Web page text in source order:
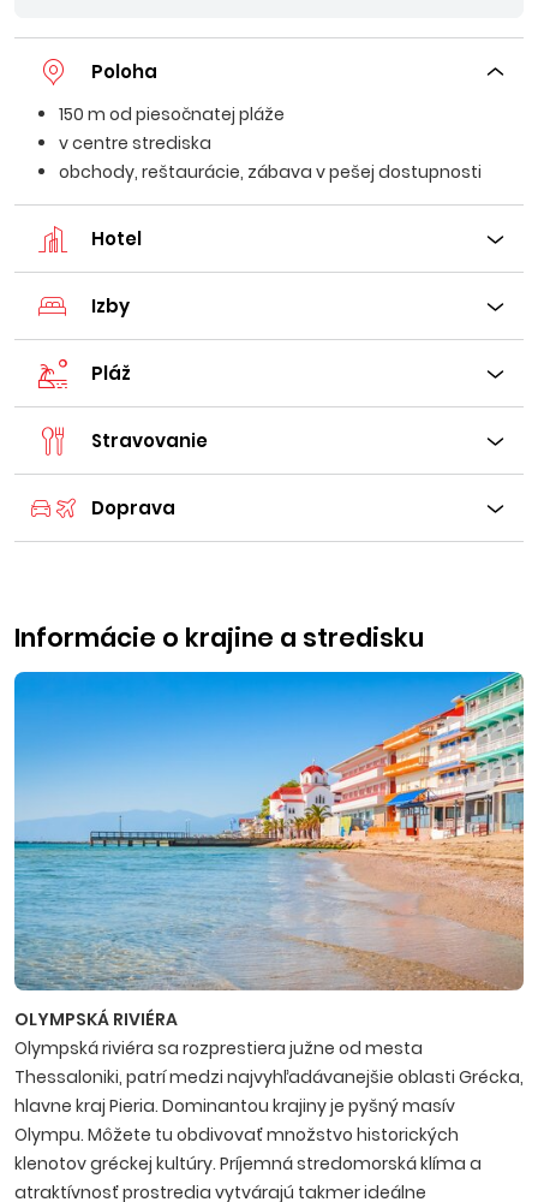
Poloha
150 m od piesočnatej pláže
v centre strediska
obchody, reštaurácie, zábava v pešej dostupnosti
Hotel
Izby
Pláž
Stravovanie
Doprava
Informácie o krajine a stredisku
OLYMPSKÁ RIVIÉRA
Olympská riviéra sa rozprestiera južne od mesta
Thessaloniki, patrí medzi najvyhľadávanejšie oblasti Grécka,
hlavne kraj Pieria. Dominantou krajiny je pyšný masív
Olympu. Môžete tu obdivovať množstvo historických
klenotov gréckej kultúry. Príjemná stredomorská klíma a
atraktívnosť prostredia vytvárajú takmer ideálne